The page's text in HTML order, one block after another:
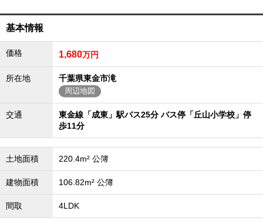
基本情報
価格 1,680万円
所在地 千葉県東金市滝
周辺地図
交通
東金線「成東」駅バス25分 バス停「丘山小学校」停
歩11分
土地面積 220.4m² 公簿
建物面積 106.82m² 公簿
間取 4LDK
エリアから探す
路線から探す
マンション
エリアから探す
路線から探す
エリアから探す
路線から探す
エリアから物件検索
松戸･柏方面エリア
松戸･柏方面エリアの新築一戸建
松戸･柏方面エリアの中古一戸建